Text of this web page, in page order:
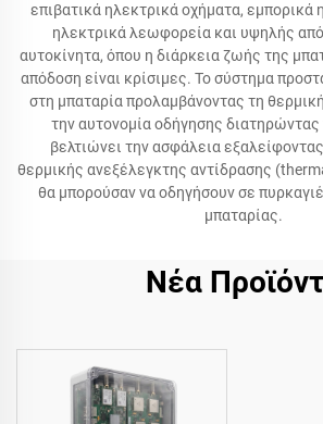
επιβατικά ηλεκτρικά οχήματα, εμπορικά
ηλεκτρικά λεωφορεία και υψηλής
αυτοκίνητα, όπου η διάρκεια ζωής της
απόδοση είναι κρίσιμες. Το σύστημα
στη μπαταρία προλαμβάνοντας τη
την αυτονομία οδήγησης διατηρώντας
βελτιώνει την ασφάλεια
θερμικής ανεξέλεγκτης αντίδρασης
θα μπορούσαν να οδηγήσουν σε
μπαταρίας.
Νέα